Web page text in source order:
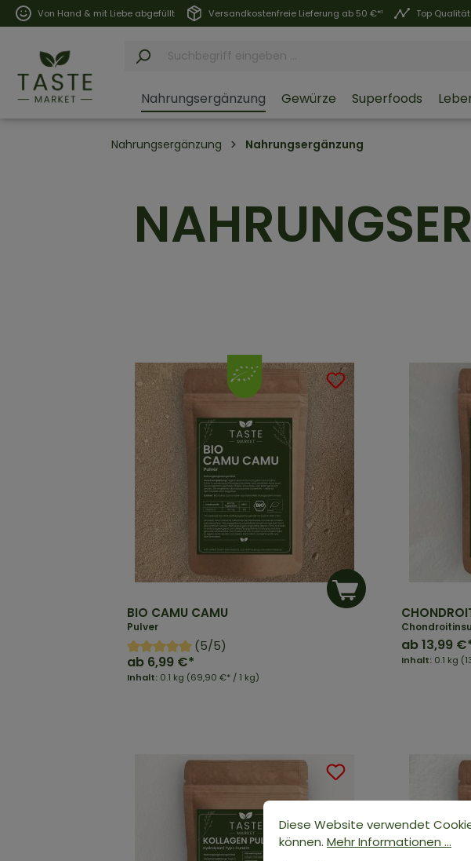
Von Hand & mit Liebe abgefüllt Versandkostenfreie Lieferung ab 50 €*¹ Top
Nahrungsergänzung Gewürze Superfoods
Nahrungsergänzung Nahrungsergänzung
BIO CAMU CAMU
Pulver
(5/5)
Inhalt: 0.1 kg (69,90 €* / 1 kg)
ab 6,99 €* Inhalt: 0.1 kg
ab13,99
Diese Website verwendet
können. Mehr Informationen ...